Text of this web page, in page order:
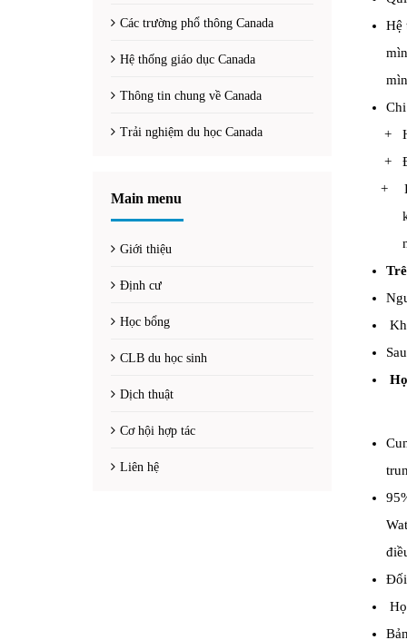
Các trường phổ thông Canada
Hệ thống giáo dục Canada
Thông tin chung về Canada
Trải nghiệm du học Canada
Main menu
Giới thiệu
Định cư
Học bổng
CLB du học sinh
Dịch thuật
Cơ hội hợp tác
Liên hệ
Hệ
+
+
+
Đối